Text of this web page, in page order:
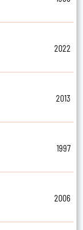
2022
2013
1997
2006